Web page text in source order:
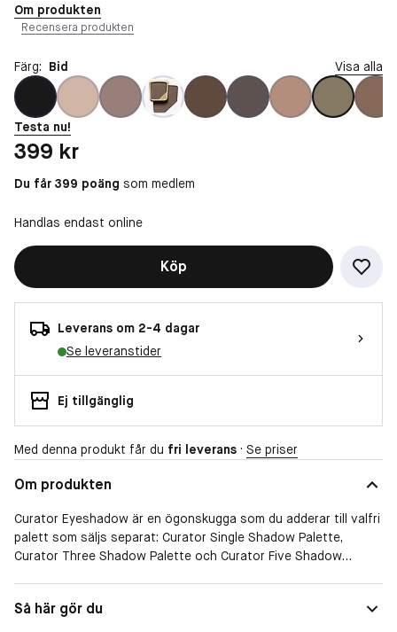
Om produkten
Recensera produkten
Färg: Bid Visa alla
Testa nu!
Pris: 399 kr
399 kr
Du får 399 poäng som medlem
Handlas endast online
Köp
Leverans om 2-4 dagar
Se leveranstider
Ej tillgänglig
Med denna produkt får du fri leverans · Se priser
Om produkten
Curator Eyeshadow är en ögonskugga som du adderar till valfri
palett som säljs separat: Curator Single Shadow Palette,
Curator Three Shadow Palette och Curator Five Shadow
dina ögonskuggor i paletten när de tagit slut. ögonskuggorna
Så här gör du